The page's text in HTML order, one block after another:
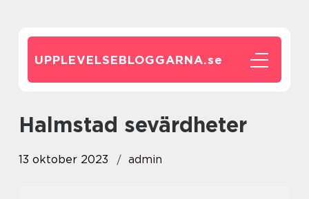
UPPLEVELSEBLOGGARNA.se
halmstad sevärdheter
13 oktober 2023 admin